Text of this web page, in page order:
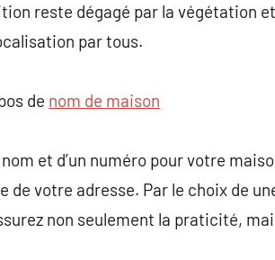
reste dégagé par la végétation
par tous.
de nom de maison
nom et d’un numéro pour votre
de votre adresse. Par le choix de
non seulement la praticité,